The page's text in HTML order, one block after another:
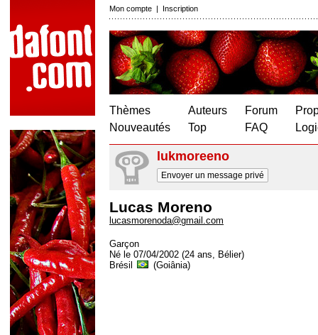
Mon compte | Inscription
Thèmes
Nouveautés
Auteurs
Top
Forum
FAQ
lukmoreeno
Envoyer un message privé
Lucas Moreno
lucasmorenoda@gmail.com
Garçon
Né le 07/04/2002 (24 ans, Bélier)
Brésil
(Goiânia)